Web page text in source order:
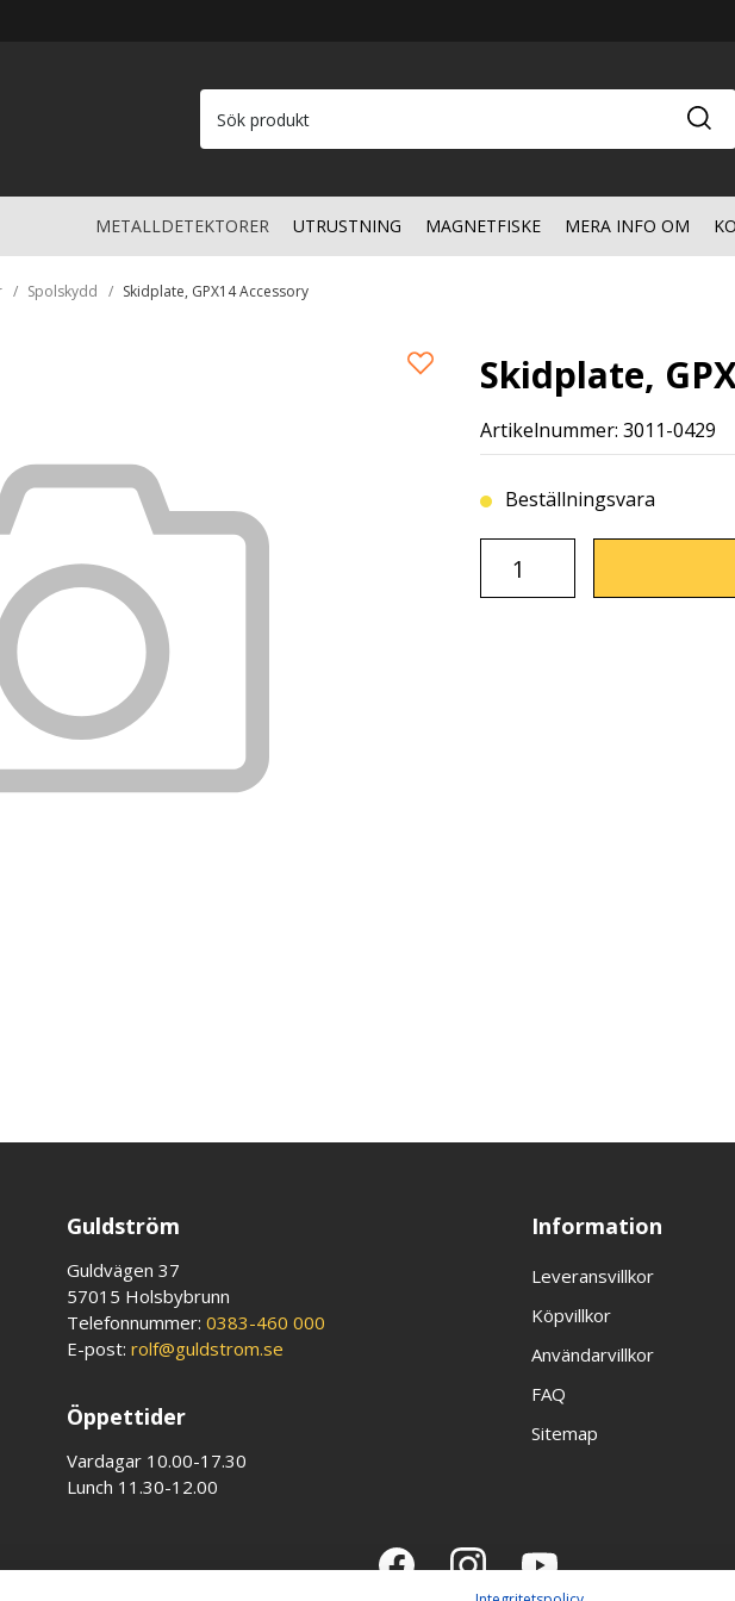
METALLDETEKTORER UTRUSTNING MAGNETFISKE MERA INFO OM
Spolskydd Skidplate, GPX14 Accessory
Skidplate,
Artikelnummer: 3011-0429
Beställningsvara
Guldström
Guldvägen 37
57015 Holsbybrunn
Telefonnummer:0383-460 000
E-post:rolf@guldstrom.se
Öppettider
Vardagar 10.00-17.30
Lunch 11.30-12.00
Information
Leveransvillkor
Köpvillkor
Användarvillkor
FAQ
Sitemap